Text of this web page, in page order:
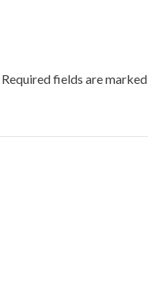
Required fields are marked